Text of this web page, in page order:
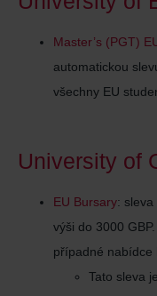
Master’s (PGT)
automatickou
všechny EU
University of
EU Bursary:
výši do 3000
případné nabídce
Tato sleva